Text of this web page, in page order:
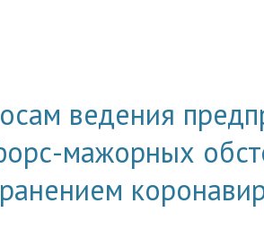
ведения
мажорных